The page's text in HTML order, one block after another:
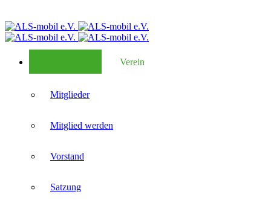
Verein
Mitglieder
Mitglied werden
Vorstand
Satzung